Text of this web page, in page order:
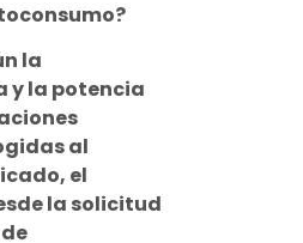
la
y la potencia
al
el
la solicitud